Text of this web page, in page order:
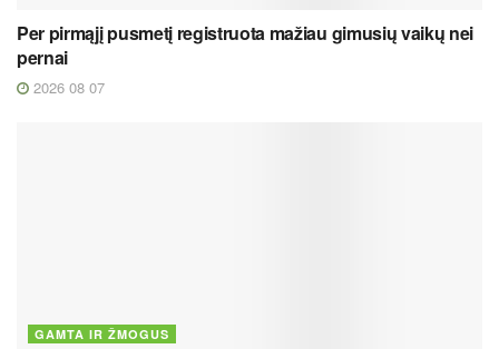
Per pirmąjį pusmetį registruota mažiau gimusių vaikų nei
pernai
2026 08 07
GAMTA IR ŽMOGUS